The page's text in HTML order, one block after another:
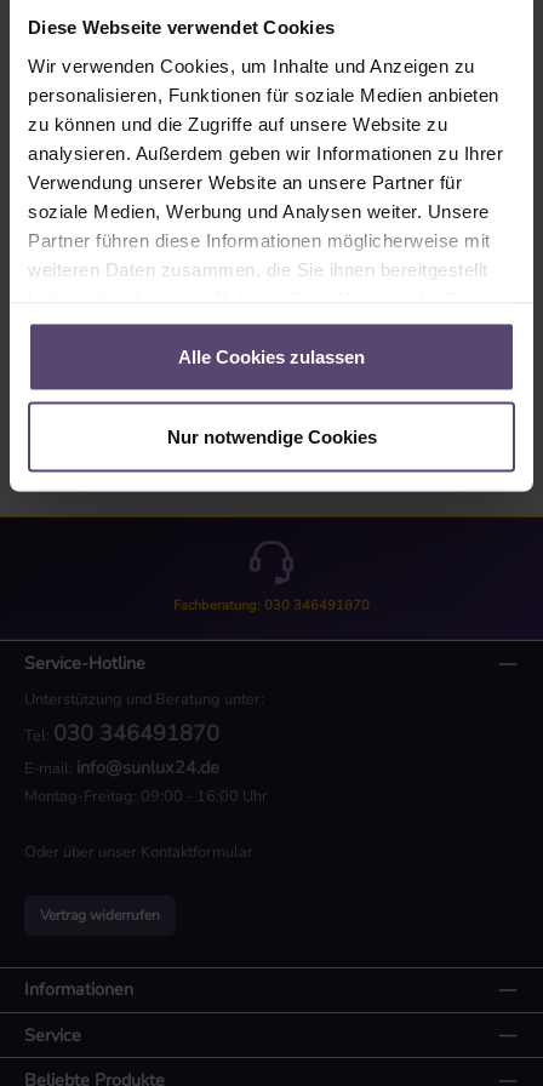
Diese Webseite verwendet Cookies
Wir verwenden Cookies, um Inhalte und Anzeigen zu
personalisieren, Funktionen für soziale Medien anbieten
zu können und die Zugriffe auf unsere Website zu
analysieren. Außerdem geben wir Informationen zu Ihrer
Verwendung unserer Website an unsere Partner für
soziale Medien, Werbung und Analysen weiter. Unsere
Partner führen diese Informationen möglicherweise mit
weiteren Daten zusammen, die Sie ihnen bereitgestellt
gesammelt haben.
Alle Cookies zulassen
Nur notwendige Cookies
Sofort verfügbar, Lieferzeit: 2-5 Tage
Produkt Anzahl: Gib den gewünschten Wert ein oder benutze die Schaltflächen
In den Warenkorb
Produktnummer:MU_PC_8633_PG3
Beschreibung
• Angaben zum Stoff 8633: • 71% Reflexion • 29%
Absorption…Mehr
Bewertungen
Fachberatung: 030 346491870
Service-Hotline
Unterstützung und Beratung unter:
Tel: 030 346491870
E-mail: info@sunlux24.de
Montag-Freitag: 09:00 - 16:00 Uhr
Oder über unser Kontaktformular.
Vertrag widerrufen
Informationen
Service
Beliebte Produkte